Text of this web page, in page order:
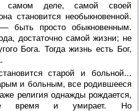
самом деле, самой своей
становится необыкновенной.
быть просто обыкновенным.
достаточно самой жизни; не
Бога. Тогда жизнь есть Бог,
старой и больной...
и больным, все родившееся
религия однажды рождается,
время и умирает. Но